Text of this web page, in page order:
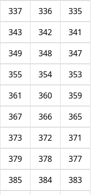
335
336
337
341
342
343
347
348
349
353
354
355
359
360
361
365
366
367
371
372
373
377
378
379
383
384
385